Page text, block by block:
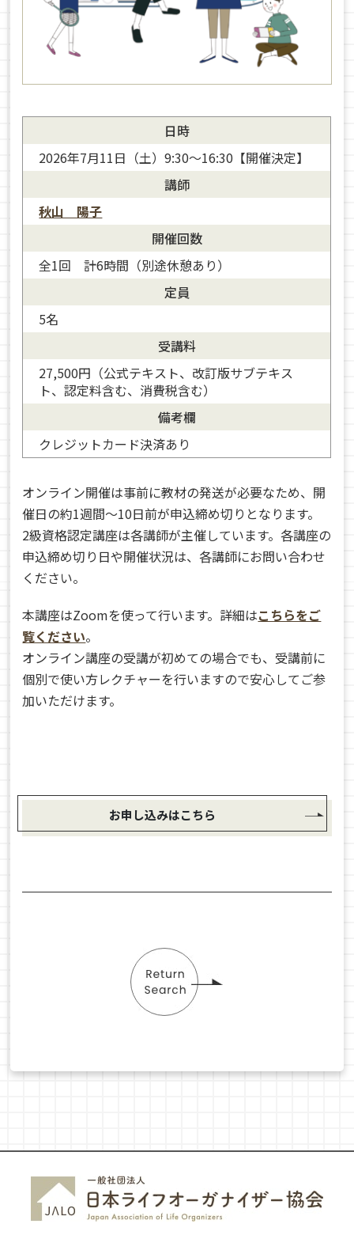
日時
2026年7月11日（土）9:30〜16:30【開催決定】
講師
秋山 陽子
開催回数
全1回 計6時間（別途休憩あり）
定員
5名
受講料
27,500円（公式テキスト、改訂版サブテキス
ト、認定料含む、消費税含む）
備考欄
クレジットカード決済あり
オンライン開催は事前に教材の発送が必要なため、開
催日の約1週間～10日前が申込締め切りとなります。
2級資格認定講座は各講師が主催しています。各講座の
申込締め切り日や開催状況は、各講師にお問い合わせ
ください。
本講座はZoomを使って行います。詳細はこちらをご
覧ください。
オンライン講座の受講が初めての場合でも、受講前に
個別で使い方レクチャーを行いますので安心してご参
加いただけます。
お申し込みはこちら